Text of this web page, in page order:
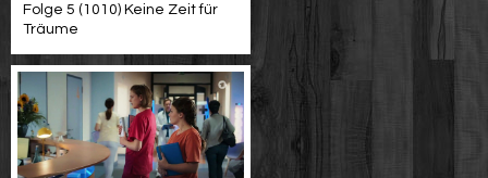
Folge 5 (1010) Keine Zeit für
Träume